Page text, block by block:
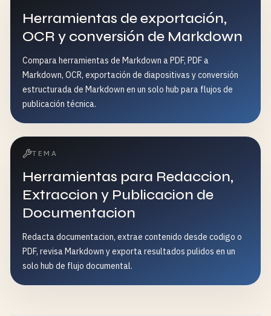
Herramientas de exportación,
OCR y conversión de Markdown
Compara herramientas de Markdown a PDF, PDF a
Markdown, OCR, exportación de diapositivas y conversión
estructurada de Markdown en un solo hub para flujos de
publicación técnica.
TEMA
Herramientas para Redaccion,
Extraccion y Publicacion de
Documentacion
Redacta documentacion, extrae contenido desde codigo o
PDF, revisa Markdown y exporta resultados pulidos en un
solo hub de flujo documental.